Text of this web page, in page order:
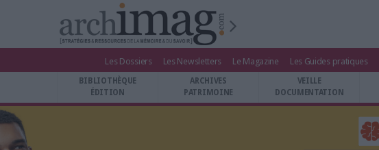
BIBLIOTHÈQUE ÉDITION
ARCHIVES PATRIMOINE
VEILLE DOCUMENTATION
UNIVERS DATA
Les Dossiers Les Newsletters Le Magazine Les Guides pratiques
BIBLIOTHÈQUE
ÉDITION
ARCHIVES
PATRIMOINE
VEILLE
DOCUMENTATION